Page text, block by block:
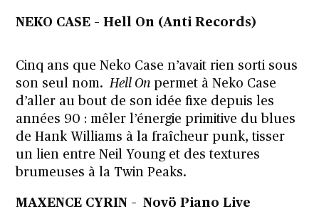
NEKO CASE – Hell On (Anti Records)
Cinq ans que Neko Case n’avait rien sorti sous
son seul nom. Hell On permet à Neko Case
d’aller au bout de son idée fixe depuis les
années 90 : mêler l’énergie primitive du blues
de Hank Williams à la fraîcheur punk, tisser
un lien entre Neil Young et des textures
brumeuses à la Twin Peaks.
MAXENCE CYRIN – Novö Piano Live